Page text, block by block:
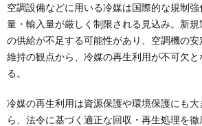
空調設備などに用いる冷媒は国際的な規制
量・輸入量が厳しく制限される見込み。新
の供給が不足する可能性があり、空調機の
維持の観点から、冷媒の再生利用が不可欠
る。
冷媒の再生利用は資源保護や環境保護にも
ら、法令に基づく適正な回収・再生処理を